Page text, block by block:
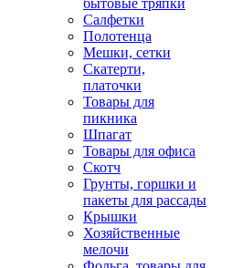
бытовые тряпки
Салфетки
Полотенца
Мешки, сетки
Скатерти,
платочки
Товары для
пикника
Шпагат
Товары для офиса
Скотч
Грунты, горшки и
пакеты для рассады
Крышки
Хозяйственные
мелочи